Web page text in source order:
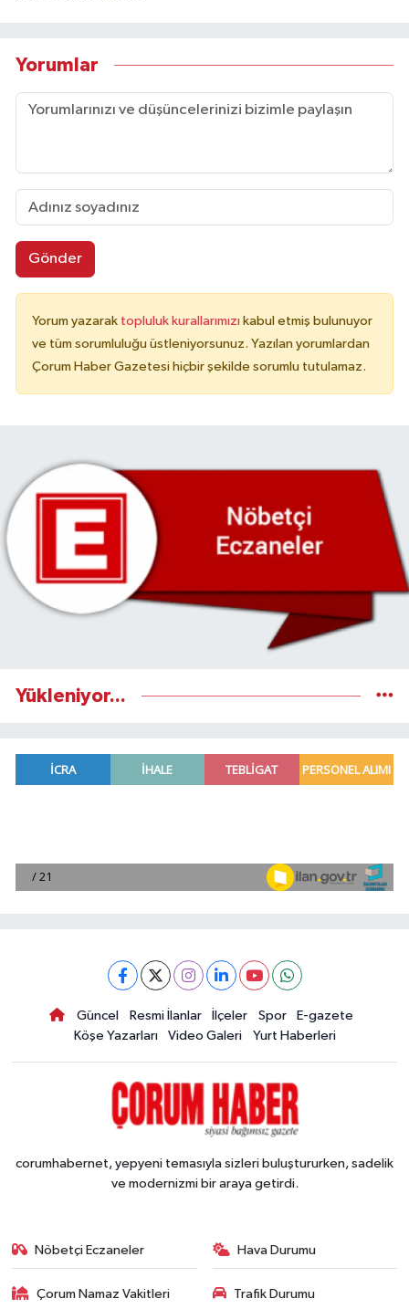
Yorumlar
Gönder
Yorum yazarak topluluk kurallarımızı kabul etmiş bulunuyor
ve tüm sorumluluğu üstleniyorsunuz. Yazılan yorumlardan
Çorum Haber Gazetesi hiçbir şekilde sorumlu tutulamaz.
Yükleniyor...
Güncel Resmi İlanlar İlçeler Spor
E-gazete
Köşe Yazarları
Video Galeri Yurt Haberleri
corumhabernet, yepyeni temasıyla sizleri buluştururken, sadelik
ve modernizmi bir araya getirdi.
Nöbetçi Eczaneler Hava Durumu
Çorum Namaz Vakitleri Trafik Durumu